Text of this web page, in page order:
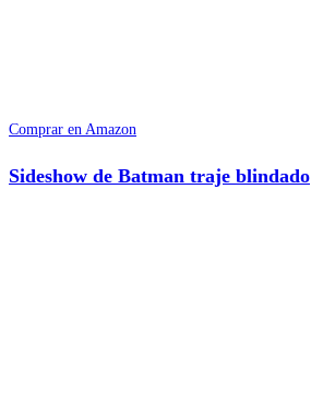
Comprar en Amazon
Sideshow de Batman traje blindado